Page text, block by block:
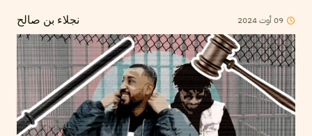
نجلاء بن صالح 09أوت2024